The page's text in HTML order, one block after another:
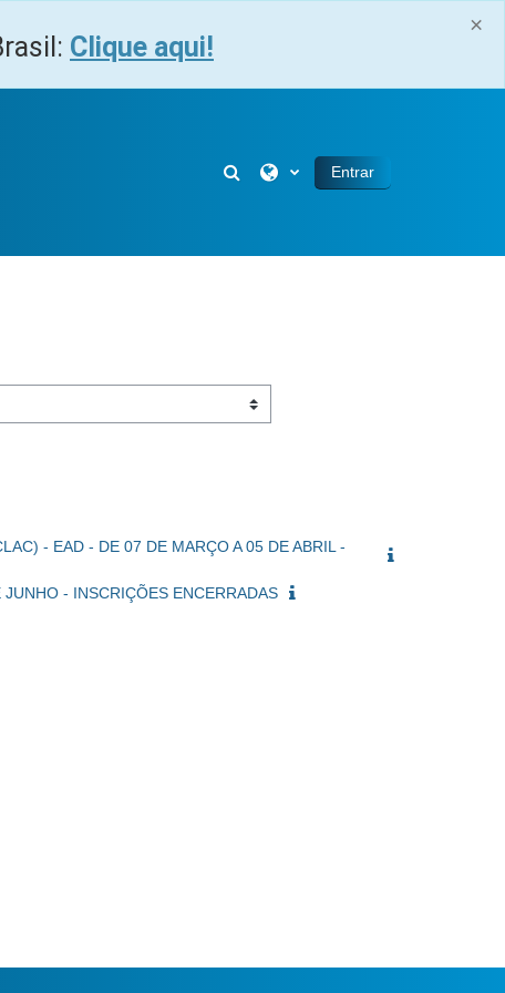
×
Clique aqui!
Alternar entrada de pesquisa
Entrar
- EAD - DE 07 DE MARÇO A 05 DE ABRIL -
- INSCRIÇÕES ENCERRADAS